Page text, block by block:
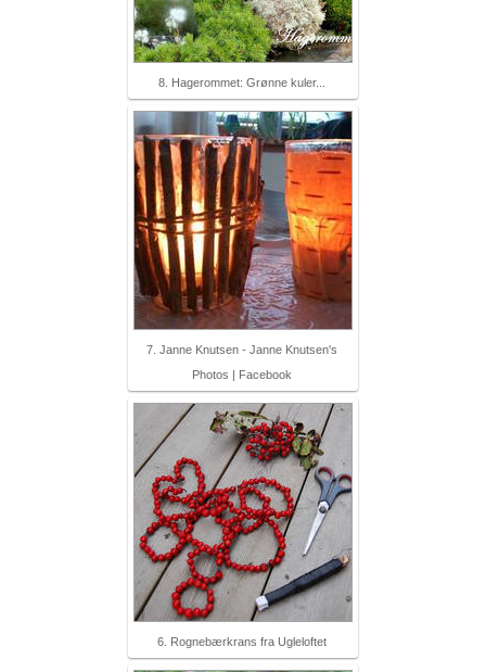
8. Hagerommet: Grønne kuler...
7. Janne Knutsen - Janne Knutsen's
Photos | Facebook
6. Rognebærkrans fra Ugleloftet